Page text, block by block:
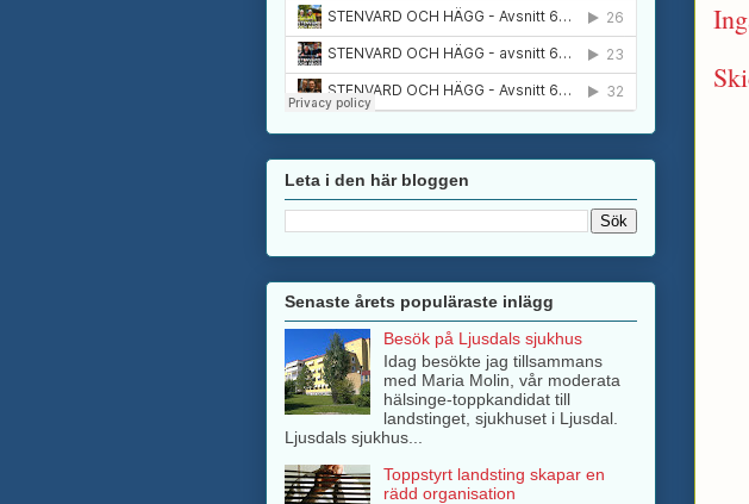
Leta i den här bloggen
Senaste årets populäraste inlägg
Besök på Ljusdals sjukhus
Idag besökte jag tillsammans
med Maria Molin, vår moderata
hälsinge-toppkandidat till
landstinget, sjukhuset i Ljusdal.
Ljusdals sjukhus...
Toppstyrt landsting skapar en
rädd organisation